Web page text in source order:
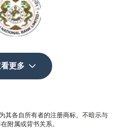
更多
其各自所有者的注册商标。不暗示与
附属或背书关系。